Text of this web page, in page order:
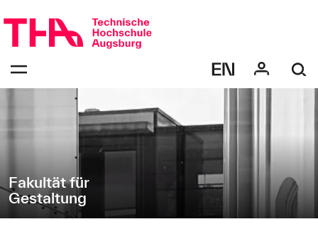
überspringen
zur
Navigation
"Gestaltung"
Fakultät für
Gestaltung
bestätigen
Öffnen